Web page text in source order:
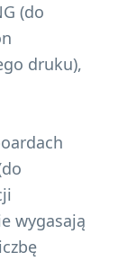
(do
druku),
wygasają